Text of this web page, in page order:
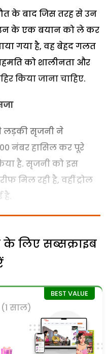
के बाद जिस तरह से उन
उन के एक बयान को ले कर
गया है, वह बेहद गलत
को शालीनता और
किया जाना चाहिए.
लड़की सृजनी ने
नंबर हासिल कर पूरे
है. सृजनी को इस
मिल रही है, वहीं ट्रोल
है.
लिए सब्सक्राइब
(1 साल)